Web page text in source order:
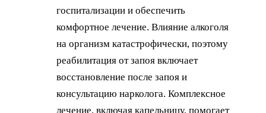
госпитализации и обеспечить
комфортное лечение. Влияние алкоголя
на организм катастрофически, поэтому
реабилитация от запоя включает
восстановление после запоя и
консультацию нарколога. Комплексное
лечение, включая капельницу, помогает